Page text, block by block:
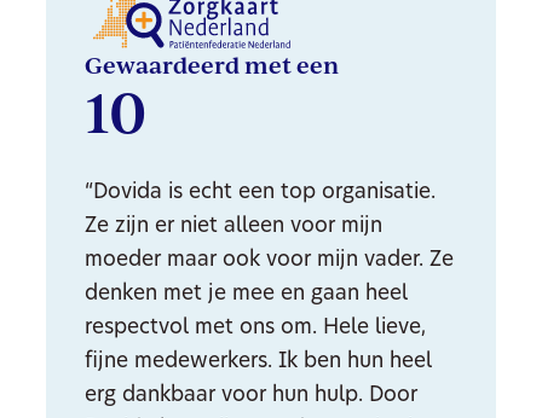
Gewaardeerd met een
10
“Dovida is echt een top organisatie.
Ze zijn er niet alleen voor mijn
moeder maar ook voor mijn vader. Ze
denken met je mee en gaan heel
respectvol met ons om. Hele lieve,
fijne medewerkers. Ik ben hun heel
erg dankbaar voor hun hulp. Door